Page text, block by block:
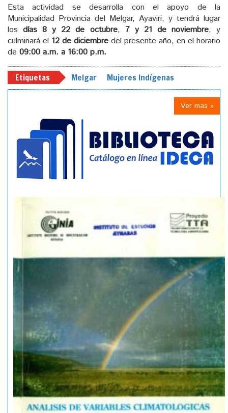
Esta actividad se desarrolla con el apoyo de la
Municipalidad Provincia del Melgar, Ayaviri, y tendrá lugar
losdías 8 y 22 de octubre, 7 y 21 de noviembre, y
culminará el 12 de diciembre del presente año, en el horario
de 09:00 a.m. a 16:00 p.m.
Etiquetas Melgar Mujeres Indígenas
Ver mas »